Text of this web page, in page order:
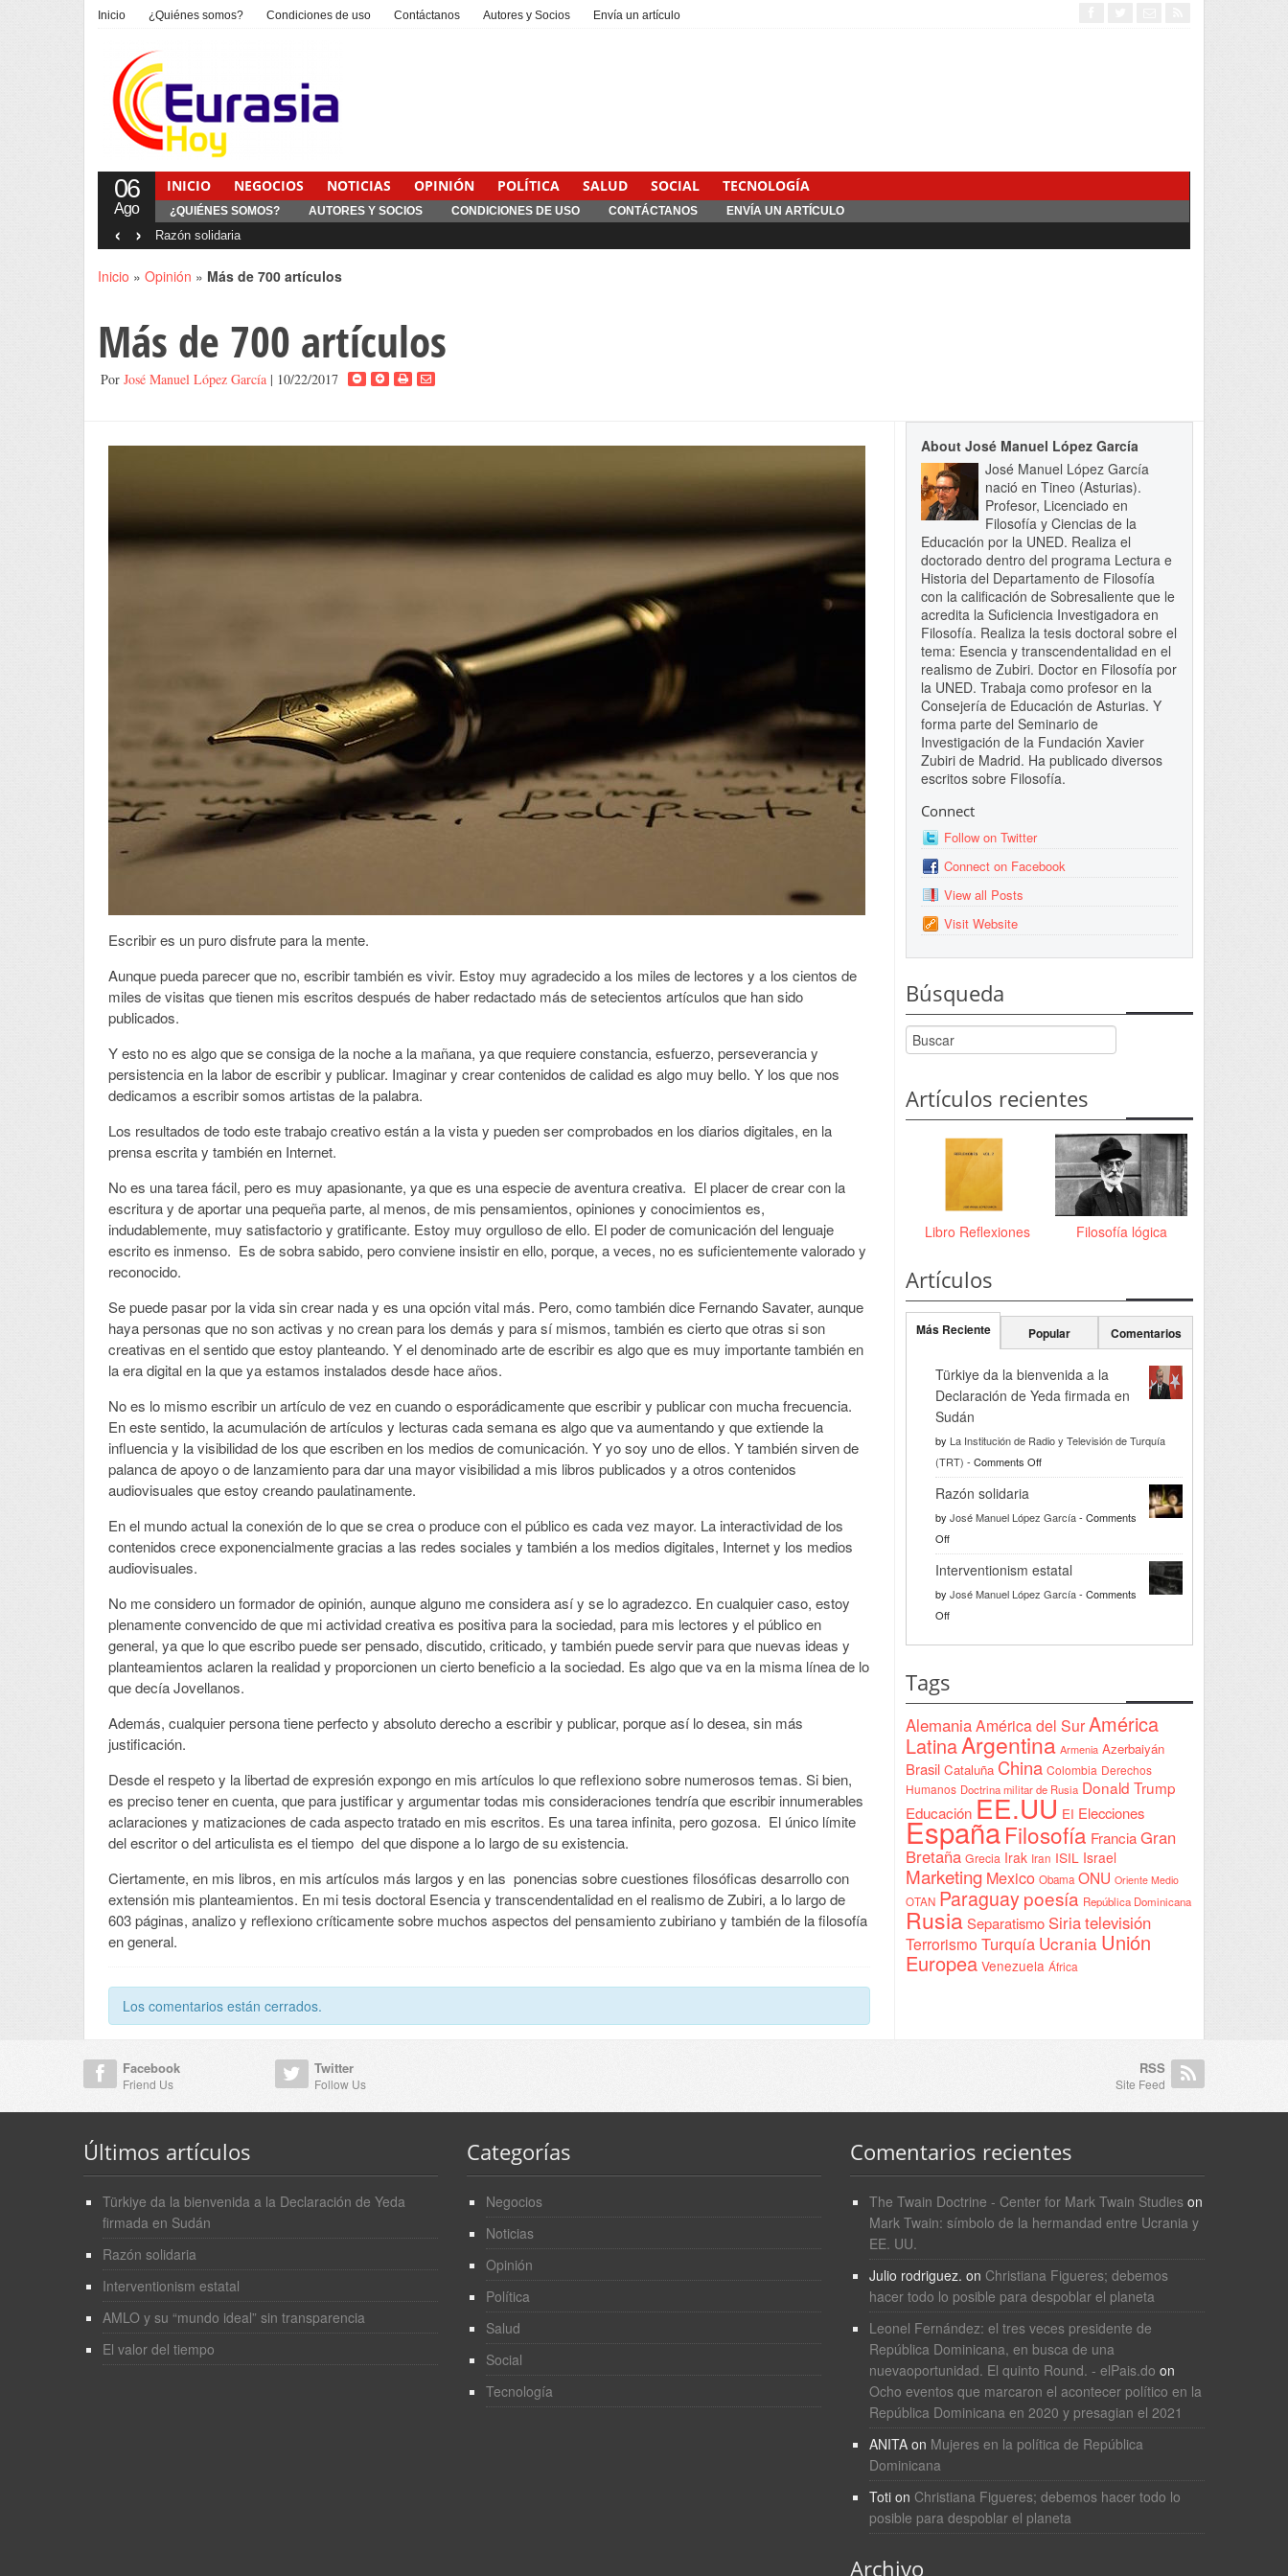
Inicio ¿Quiénes somos? Condiciones de uso Contáctanos Autores y Socios Envía un artículo
06
Ago
INICIO NEGOCIOS NOTICIAS OPINIÓN POLÍTICA SALUD SOCIAL TECNOLOGÍA
¿QUIÉNES SOMOS? AUTORES Y SOCIOS CONDICIONES DE USO CONTÁCTANOS ENVÍA UN ARTÍCULO
‹ ›
Inicio » Opinión » Más de 700 artículos
Más de 700 artículos
Por José Manuel López García | 10/22/2017
Escribir es un puro disfrute para la mente.
Aunque pueda parecer que no, escribir también es vivir. Estoy muy agradecido a los miles de lectores y a los cientos de
miles de visitas que tienen mis escritos después de haber redactado más de setecientos artículos que han sido
publicados.
Y esto no es algo que se consiga de la noche a la mañana, ya que requiere constancia, esfuerzo, perseverancia y
persistencia en la labor de escribir y publicar. Imaginar y crear contenidos de calidad es algo muy bello. Y los que nos
dedicamos a escribir somos artistas de la palabra.
Los resultados de todo este trabajo creativo están a la vista y pueden ser comprobados en los diarios digitales, en la
prensa escrita y también en Internet.
No es una tarea fácil, pero es muy apasionante, ya que es una especie de aventura creativa. El placer de crear con la
escritura y de aportar una pequeña parte, al menos, de mis pensamientos, opiniones y conocimientos es,
indudablemente, muy satisfactorio y gratificante. Estoy muy orgulloso de ello. El poder de comunicación del lenguaje
escrito es inmenso. Es de sobra sabido, pero conviene insistir en ello, porque, a veces, no es suficientemente valorado y
reconocido.
Se puede pasar por la vida sin crear nada y es una opción vital más. Pero, como también dice Fernando Savater, aunque
haya personas que no son activas y no crean para los demás y para sí mismos, también es cierto que otras si son
creativas en el sentido que estoy planteando. Y el denominado arte de escribir es algo que es muy importante también en
la era digital en la que ya estamos instalados desde hace años.
No es lo mismo escribir un artículo de vez en cuando o esporádicamente que escribir y publicar con mucha frecuencia.
En este sentido, la acumulación de artículos y lecturas cada semana es algo que va aumentando y que extiende la
influencia y la visibilidad de los que escriben en los medios de comunicación. Y yo soy uno de ellos. Y también sirven de
palanca de apoyo o de lanzamiento para dar una mayor visibilidad a mis libros publicados y a otros contenidos
audiovisuales que estoy creando paulatinamente.
En el mundo actual la conexión de lo que se crea o produce con el público es cada vez mayor. La interactividad de los
contenidos crece exponencialmente gracias a las redes sociales y también a los medios digitales, Internet y los medios
audiovisuales.
No me considero un formador de opinión, aunque alguno me considera así y se lo agradezco. En cualquier caso, estoy
plenamente convencido de que mi actividad creativa es positiva para la sociedad, para mis lectores y el público en
general, ya que lo que escribo puede ser pensado, discutido, criticado, y también puede servir para que nuevas ideas y
planteamientos aclaren la realidad y proporcionen un cierto beneficio a la sociedad. Es algo que va en la misma línea de lo
que decía Jovellanos.
Además, cualquier persona tiene perfecto y absoluto derecho a escribir y publicar, porque así lo desea, sin más
justificación.
Desde el respeto y la libertad de expresión expongo en mis artículos lo que reflexiono sobre numerosos temas. Si bien,
es preciso tener en cuenta, que para justificar y argumentar todas mis consideraciones tendría que escribir innumerables
aclaraciones y matizaciones de cada aspecto tratado en mis escritos. Es una tarea infinita, pero gozosa. El único límite
del escritor o del articulista es el tiempo del que dispone a lo largo de su existencia.
Ciertamente, en mis libros, en mis artículos más largos y en las ponencias sobre cuestiones filosóficas desarrollo con
extensión mis planteamientos. En mi tesis doctoral Esencia y transcendentalidad en el realismo de Zubiri, a lo largo de
603 páginas, analizo y reflexiono críticamente sobre muchos aspectos del pensamiento zubiriano y también de la filosofía
en general.
Los comentarios están cerrados.
About José Manuel López García
José Manuel López García
nació en Tineo (Asturias).
Profesor, Licenciado en
Filosofía y Ciencias de la
Educación por la UNED. Realiza el
doctorado dentro del programa Lectura e
Historia del Departamento de Filosofía
con la calificación de Sobresaliente que le
acredita la Suficiencia Investigadora en
Filosofía. Realiza la tesis doctoral sobre el
tema: Esencia y transcendentalidad en el
realismo de Zubiri. Doctor en Filosofía por
la UNED. Trabaja como profesor en la
Consejería de Educación de Asturias. Y
forma parte del Seminario de
Investigación de la Fundación Xavier
Zubiri de Madrid. Ha publicado diversos
escritos sobre Filosofía.
Connect
Follow on Twitter
Connect on Facebook
View all Posts
Visit Website
Búsqueda
Artículos recientes
Libro Reflexiones Filosofía lógica
Artículos
Más Reciente Popular Comentarios
Türkiye da la bienvenida a la
Declaración de Yeda firmada en
Sudán
by La Institución de Radio y Televisión de Turquía
(TRT) - Comments Offon
Türkiye
la
a
Yeda
Razón solidaria
by José Manuel López García- Comments
Offon
Razón
solidaria
Interventionism estatal
by José Manuel López García- Comments
Offon
Tags
AlemaniaAmérica del SurAmérica
LatinaArgentina Armenia Azerbaiyán
Brasil Cataluña China Colombia Derechos
Humanos Doctrina militar de Rusia Donald Trump
EducaciónEE.UU EI Elecciones
EspañaFilosofía FranciaGran
Bretaña Grecia Irak Iran ISIL Israel
Marketing Mexico Obama ONU Oriente Medio
OTAN Paraguaypoesía República Dominicana
RusiaSeparatismo Siriatelevisión
Terrorismo Turquía Ucrania Unión
Europea Venezuela África
Facebook
Friend Us
Twitter
Follow Us
RSS
Site Feed
Últimos artículos
Türkiye da la bienvenida a la Declaración de Yeda
firmada en Sudán
Razón solidaria
Interventionism estatal
AMLO y su “mundo ideal” sin transparencia
El valor del tiempo
Categorías
Negocios
Noticias
Opinión
Política
Salud
Social
Tecnología
Comentarios recientes
The Twain Doctrine - Center for Mark Twain Studies on
Mark Twain: símbolo de la hermandad entre Ucrania y
EE. UU.
Julio rodriguez. on Christiana Figueres; debemos
hacer todo lo posible para despoblar el planeta
Leonel Fernández: el tres veces presidente de
República Dominicana, en busca de una
nuevaoportunidad. El quinto Round. - elPais.do on
Ocho eventos que marcaron el acontecer político en la
República Dominicana en 2020 y presagian el 2021
ANITA on Mujeres en la política de República
Dominicana
Toti on Christiana Figueres; debemos hacer todo lo
posible para despoblar el planeta
Archivo